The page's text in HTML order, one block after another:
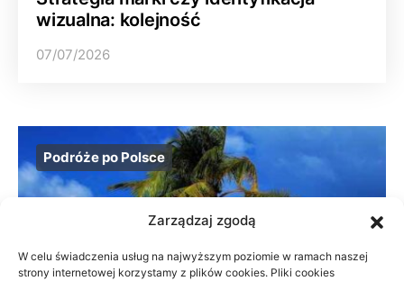
Zarządzaj zgodą
W celu świadczenia usług na najwyższym poziomie w ramach naszej
strony internetowej korzystamy z plików cookies. Pliki cookies
wizualna: kolejność
07/07/2026
Podróże po Polsce